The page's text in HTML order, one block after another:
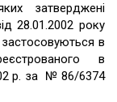
затверджені
28.01.2002 року
в
в
р. за № 86/6374